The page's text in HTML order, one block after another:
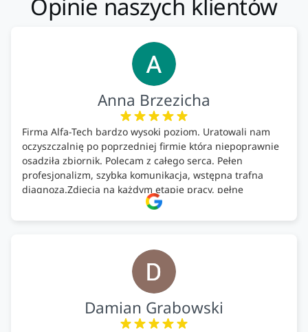
Opinie naszych klientów
Anna Brzezicha
Firma Alfa-Tech bardzo wysoki poziom. Uratowali nam
oczyszczalnię po poprzedniej firmie która niepoprawnie
osadziła zbiornik. Polecam z całego serca. Pełen
profesjonalizm, szybka komunikacja, wstępna trafna
diagnoza.Zdjęcia na każdym etapie pracy, pełne
doradztwo.Dobrze wyszkoleni i znający się na rzeczy.
Podsumowując ekipa na wysokim poziomie, rzetelna.
Damian Grabowski